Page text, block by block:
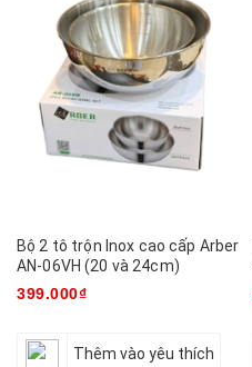
Bộ 2 tô trộn Inox cao cấp Arber
AN-06VH (20 và 24cm)
399.000₫
Thêm vào yêu thích